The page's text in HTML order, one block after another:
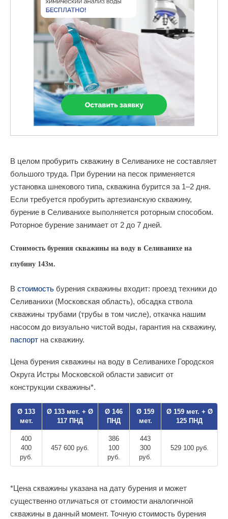
В целом пробурить скважину в Селиванихе не составляет
большого труда. При бурении на песок применяется
установка шнекового типа, скважина бурится за 1–2 дня.
Если требуется пробурить артезианскую скважину,
бурение в Селиванихе выполняется роторным способом.
Роторное бурение занимает от 2 до 7 дней.
Стоимость бурения скважины на воду в Селиванихе на
глубину 143м.
В стоимость бурения скважины входит: проезд техники до
Селиванихи (Московская область), обсадка ствола
скважины трубами (трубы в том числе), откачка нашим
насосом до визуально чистой воды, гарантия на скважину,
паспорт на скважину.
Цена бурения скважины на воду в Селиванихе Городскоя
Округа Истры Московской области зависит от
конструкции скважины*.
Ø 133
мет.
Ø 133 мет. + Ø
117 ПНД
Ø 146
ПНД
Ø 159
мет.
Ø 159 мет. + Ø
125 ПНД
400
400
руб.
457 600 руб.
386
100
руб.
443
300
руб.
529 100 руб.
*Цена скважины указана на дату бурения и может
существенно отличаться от стоимости аналогичной
скважины в данный момент. Точную стоимость бурения